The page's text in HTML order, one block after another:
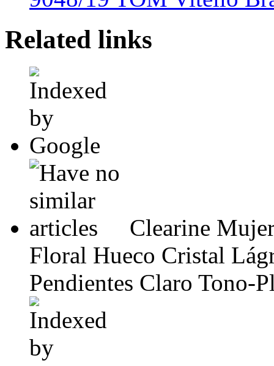
Related links
Clearine
Floral Hueco Cristal
Pendientes Claro Tono-